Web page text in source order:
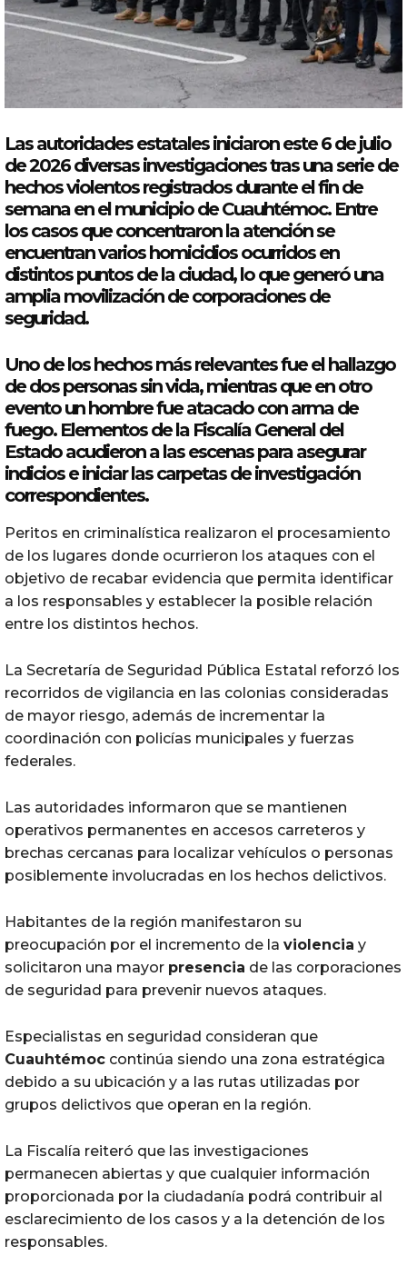
Las autoridades estatales iniciaron este 6 de julio
de 2026 diversas investigaciones tras una serie de
hechos violentos registrados durante el fin de
semana en el municipio deCuauhtémoc. Entre
los casos que concentraron la atención se
encuentran varios homicidios ocurridos en
distintos puntos de la ciudad, lo que generó una
amplia movilización de corporaciones de
seguridad.
Uno de los hechos más relevantes fue el hallazgo
de dos personas sin vida, mientras que en otro
evento un hombre fue atacado con arma de
fuego. Elementos de la Fiscalía General del
Estado acudieron a las escenas para asegurar
indicios e iniciar las carpetas de investigación
correspondientes.
Peritos en criminalística realizaron el procesamiento
de los lugares donde ocurrieron los ataques con el
objetivo de recabar evidencia que permita identificar
a los responsables y establecer la posible relación
entre los distintos hechos.
La Secretaría de Seguridad Pública Estatal reforzó los
recorridos de vigilancia en las colonias consideradas
de mayor riesgo, además de incrementar la
coordinación con policías municipales y fuerzas
federales.
Las autoridades informaron que se mantienen
operativos permanentes en accesos carreteros y
brechas cercanas para localizar vehículos o personas
posiblemente involucradas en los hechos delictivos.
Habitantes de la región manifestaron su
preocupación por el incremento de la violencia y
solicitaron una mayor presencia de las corporaciones
de seguridad para prevenir nuevos ataques.
Especialistas en seguridad consideran que
Cuauhtémoc continúa siendo una zona estratégica
debido a su ubicación y a las rutas utilizadas por
grupos delictivos que operan en la región.
La Fiscalía reiteró que las investigaciones
permanecen abiertas y que cualquier información
proporcionada por la ciudadanía podrá contribuir al
esclarecimiento de los casos y a la detención de los
responsables.